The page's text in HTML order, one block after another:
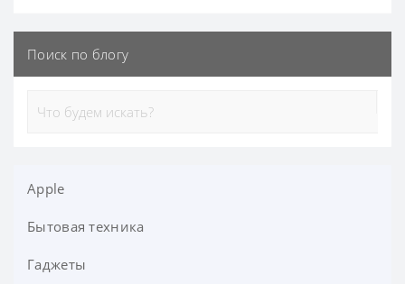
Поиск по блогу
Apple
Apple Watch
iPad
Бытовая техника
Аксессуары для дома
Гаджеты